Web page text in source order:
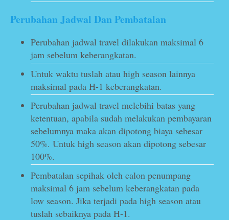
Perubahan Jadwal Dan Pembatalan
Perubahan jadwal travel dilakukan maksimal 6
jam sebelum keberangkatan.
Untuk waktu tuslah atau high season lainnya
maksimal pada H-1 keberangkatan.
Perubahan jadwal travel melebihi batas yang
ketentuan, apabila sudah melakukan pembayaran
sebelumnya maka akan dipotong biaya sebesar
50%. Untuk high season akan dipotong sebesar
100%.
Pembatalan sepihak oleh calon penumpang
maksimal 6 jam sebelum keberangkatan pada
low season. Jika terjadi pada high season atau
tuslah sebaiknya pada H-1.